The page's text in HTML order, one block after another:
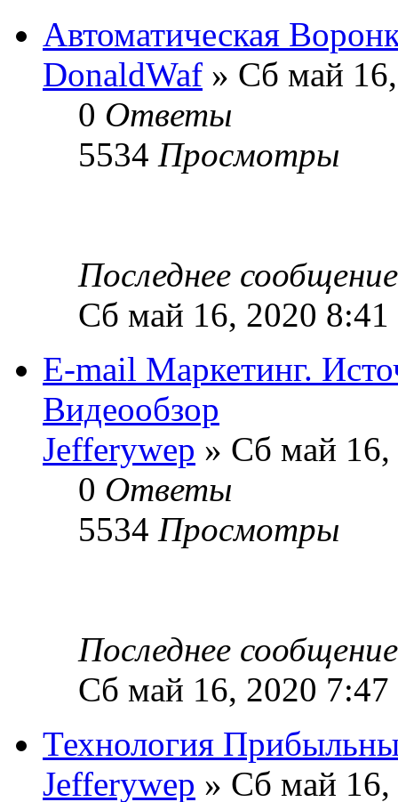
Автоматическая
DonaldWaf » Сб май
0 Ответы
5534 Просмотры
Последнее
Сб май 16, 2020 8:41
E-mail Маркетинг.
Видеообзор
Jefferywep » Сб май 16,
0 Ответы
5534 Просмотры
Последнее
Сб май 16, 2020 7:47
Технология
Jefferywep » Сб май 16,